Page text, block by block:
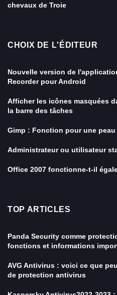
chevaux de Troie
CHOIX DE L'ÉDITEUR
Nouvelle version de
Recorder pour Android
Afficher les icônes masquées
la barre des tâches
Gimp : Fonction pour une
Administrateur ou utilisateur
Office 2007 fonctionne-t-il
TOP ARTICLES
Panda Security comme
fonctions et informations
AVG Antivirus : voici ce que
de protection antivirus